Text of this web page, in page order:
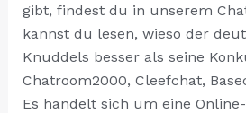
gibt, findest du in unserem
kannst du lesen, wieso der
Knuddels besser als seine
Chatroom2000, Cleefchat,
Es handelt sich um eine